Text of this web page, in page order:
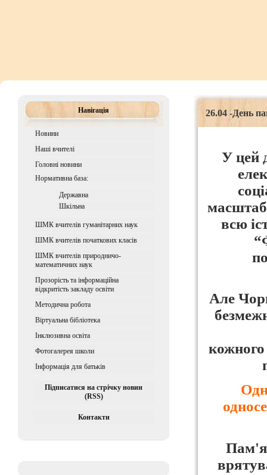
Навігація
Новини
Наші вчителі
Головні новини
Нормативна база:
Державна
Шкiльна
ШМК вчителів гуманітарних наук
ШМК вчителів початкових класів
ШМК вчителів природничо-
математичних наук
Прозорість та інформаційна
відкритість закладу освіти
Методична робота
Віртуальна бібліотека
Iнклюзивна освiта
Фотогалерея школи
Інформація для батьків
Підписатися на стрічку новин
(RSS)
Контакти
26.04 -День
У цей
всю
Але